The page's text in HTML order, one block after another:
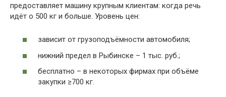
предоставляет машину крупным клиентам: когда речь
идёт о 500 кг и больше. Уровень цен:
зависит от грузоподъёмности автомобиля;
нижний предел в Рыбинске – 1 тыс. руб.;
бесплатно – в некоторых фирмах при объёме
закупки ≥700 кг.